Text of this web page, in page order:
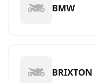
BMW
BRIXTON